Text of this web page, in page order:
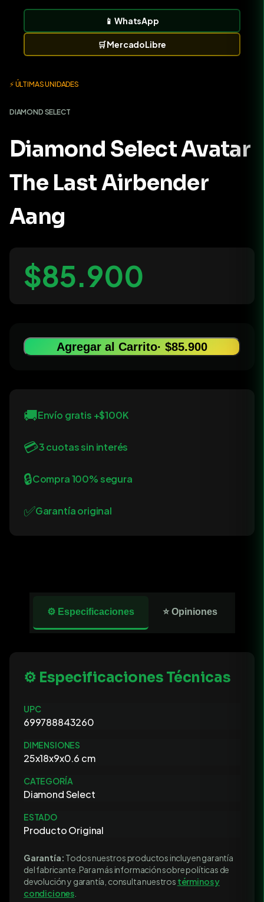
📱WhatsApp
🛒MercadoLibre
⚡ ÚLTIMAS UNIDADES
DIAMOND SELECT
Diamond Select Avatar
The Last Airbender
Aang
$85.900
Agregar al Carrito· $85.900
🚚Envío gratis +$100K
💳3 cuotas sin interés
🔒Compra 100% segura
✅Garantía original
⚙️ Especificaciones ⭐ Opiniones
⚙️ Especificaciones Técnicas
UPC
699788843260
DIMENSIONES
25x18x9x0.6 cm
CATEGORÍA
Diamond Select
ESTADO
Producto Original
Garantía: Todos nuestros productos incluyen garantía
del fabricante. Para más información sobre políticas de
devolución y garantía, consulta nuestros términos y
condiciones